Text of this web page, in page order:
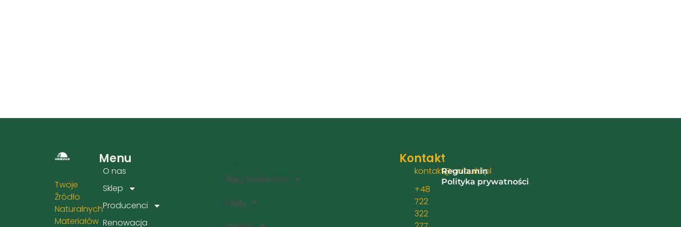
Twoje
Źródło
Naturalnych
Materiałów
Menu
O nas
Sklep
Producenci
Renowacja
Płyty budowlane
Cegły
Kontakt
kontakt@unibuild.pl
+48
722
322
Informacje
Regulamin
Polityka prywatności